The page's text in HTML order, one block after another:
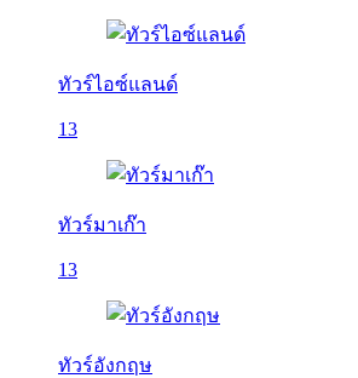
ทัวร์ไอซ์แลนด์
13
ทัวร์มาเก๊า
13
ทัวร์อังกฤษ